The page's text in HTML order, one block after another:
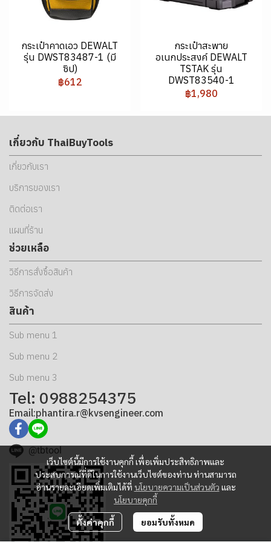
กระเป๋าคาดเอว DEWALT
รุ่น DWST83487-1 (มี
ซิป)
฿612
กระเป๋าสะพาย
อเนกประสงค์ DEWALT
TSTAK รุ่น
DWST83540-1
฿1,980
เว็บไซต์นี้มีการใช้งานคุกกี้ เพื่อเพิ่มประสิทธิภาพและ
ประสบการณ์ที่ดีในการใช้งานเว็บไซต์ของท่าน ท่านสามารถ
อ่านรายละเอียดเพิ่มเติมได้ที่ นโยบายความเป็นส่วนตัว และ
นโยบายคุกกี้
ตั้งค่าคุกกี้ ยอมรับทั้งหมด
เกี่ยวกับ ThaiBuyTools
เกี่ยวกับเรา
บริการของเรา
ติดต่อเรา
แผนที่ร้าน
ช่วยเหลือ
วิธีการสั่งซื้อสินค้า
วิธีการจัดส่ง
สินค้า
Sub menu 1
Sub menu 2
Sub menu 3
Tel: 0988254375
Email:phantira.r@kvsengineer.com
@tbtool